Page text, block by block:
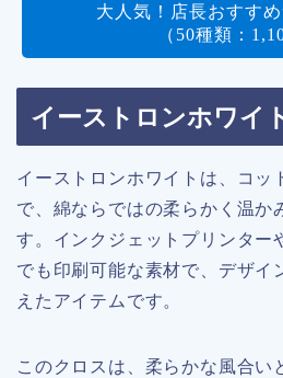
大人気！店長おすす
（50種類：
イーストロンホワイ
イーストロンホワイトは、コッ
で、綿ならではの柔らかく温か
す。インクジェットプリンター
でも印刷可能な素材で、デザイ
えたアイテムです。
このクロスは、柔らかな風合い